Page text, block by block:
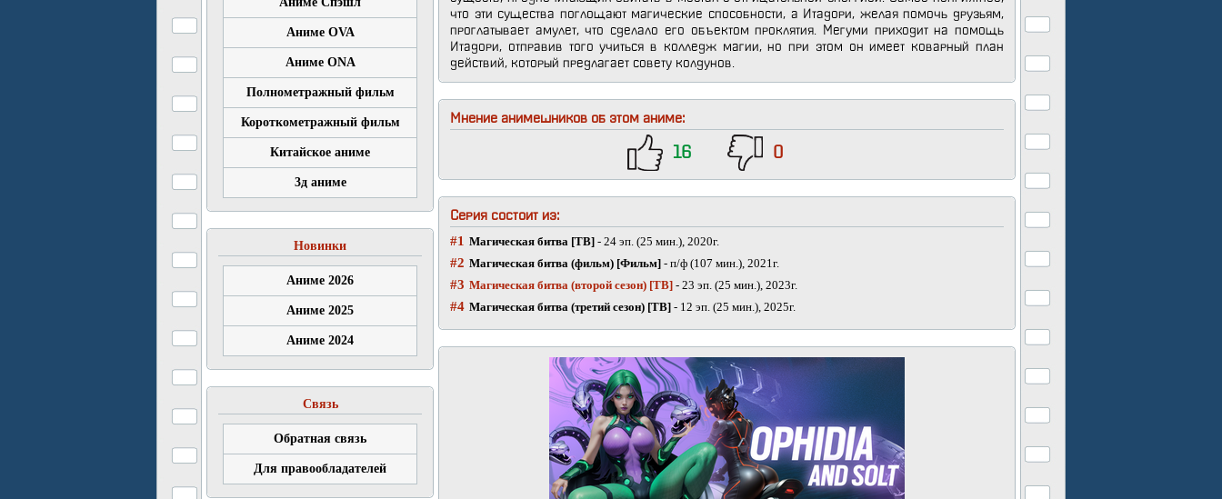
Аниме OVA
Аниме ONA
Полнометражный фильм
Короткометражный фильм
Китайское аниме
3д аниме
Новинки
Аниме 2026
Аниме 2025
Аниме 2024
Связь
Обратная связь
Для правообладателей
что эти существа поглощают магические способности, а Итадори, желая помочь друзьям,
проглатывает амулет, что сделало его объектом проклятия. Мегуми приходит на помощь
Итадори, отправив того учиться в колледж магии, но при этом он имеет коварный план
действий, который предлагает совету колдунов.
Мнение анимешников об этом аниме:
16 0
Серия состоит из:
#1 Магическая битва [ТВ] - 24 эп. (25 мин.), 2020г.
#2 Магическая битва (фильм) [Фильм] - п/ф (107 мин.), 2021г.
#3 Магическая битва (второй сезон) [ТВ] - 23 эп. (25 мин.), 2023г.
#4 Магическая битва (третий сезон) [ТВ] - 12 эп. (25 мин.), 2025г.